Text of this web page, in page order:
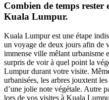
Combien de temps
Kuala Lumpur.
Kuala Lumpur est une étape
un voyage de deux jours afin de
immense ville mêlant urbanisme
surpris de voir à quel point la
Lumpur durant votre visite.
urbanisées, les arbres jouxtent
d’une jolie note végétale. Autre
lors de vos visites à Kuala